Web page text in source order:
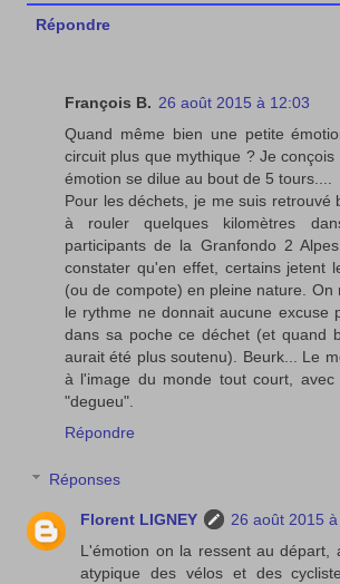
Répondre
François B. 26 août 2015 à 12:03
Quand même bien une petite
circuit plus que mythique ? Je
émotion se dilue au bout de 5 tours....
Pour les déchets, je me suis retrouvé
à rouler quelques kilomètres
participants de la Granfondo 2
constater qu'en effet, certains jetent
(ou de compote) en pleine nature. On
le rythme ne donnait aucune excuse
dans sa poche ce déchet (et quand
aurait été plus soutenu). Beurk... Le
à l'image du monde tout court,
"degueu".
Répondre
Réponses
Florent LIGNEY
26 août 2015
L'émotion on la ressent au départ,
atypique des vélos et des